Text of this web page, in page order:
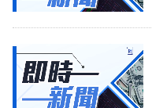
資
理